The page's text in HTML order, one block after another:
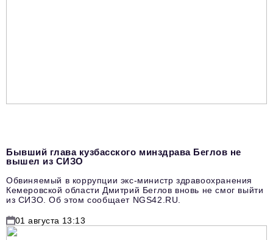
Бывший глава кузбасского минздрава Беглов не
вышел из СИЗО
Обвиняемый в коррупции экс-министр здравоохранения
Кемеровской области Дмитрий Беглов вновь не смог выйти
из СИЗО. Об этом сообщает NGS42.RU.
01 августа 13:13